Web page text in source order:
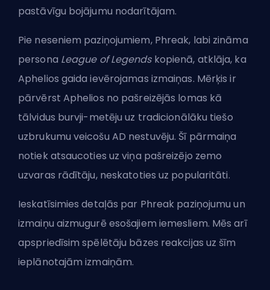
pastāvīgu bojājumu nodarītājam.
Pie neseniem paziņojumiem, Phreak, labi zināma
persona League of Legendskopienā, atklāja, ka
Aphelios gaida ievērojamas izmaiņas. Mērķis ir
pārvērst Aphelios no pašreizējās lomas kā
tālvidus burvji-metēju uz tradicionālāku tiešo
uzbrukumu veicošu AD nestuvēju. Šī pārmaiņa
notiek atsaucoties uz viņa pašreizējo zemo
uzvaras rādītāju, neskatoties uz popularitāti.
Ieskatīsimies detaļās par Phreak paziņojumu un
izmaiņu aizmugurē esošajiem iemesliem. Mēs arī
apspriedīsim spēlētāju bāzes reakcijas uz šīm
ieplānotajām izmaiņām.